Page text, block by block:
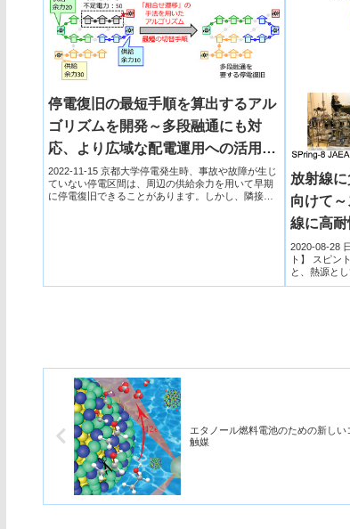
停電復旧の最短手順を算出するアル
ゴリズムを開発～多段融通にも対
応、より広域な配電運用への活用に
期待～
2022-11-15 京都大学停電発生時、事故や故障が生じ
ていない停電区間は、周辺の供給余力を用いて早期
に停電復旧できることがあります。しかし、隣接す
放射線
向けて
線に高
2020-08-28
ト】 スピン
と、熱源と
宙探査機用...
エタノール燃料電池のための新しい
触媒